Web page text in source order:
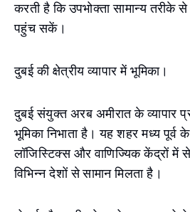
करती है कि उपभोक्ता सामान्य
पहुंच सकें।
दुबई की क्षेत्रीय व्यापार में भूमिका।
दुबई संयुक्त अरब अमीरात के व्यापार
भूमिका निभाता है। यह शहर मध्य पूर्व
लॉजिस्टिक्स और वाणिज्यिक केंद्रों में
विभिन्न देशों से सामान मिलता है।